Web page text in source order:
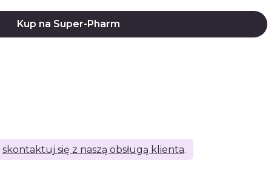
Kup na Super-Pharm
skontaktuj się z naszą obsługą klienta.